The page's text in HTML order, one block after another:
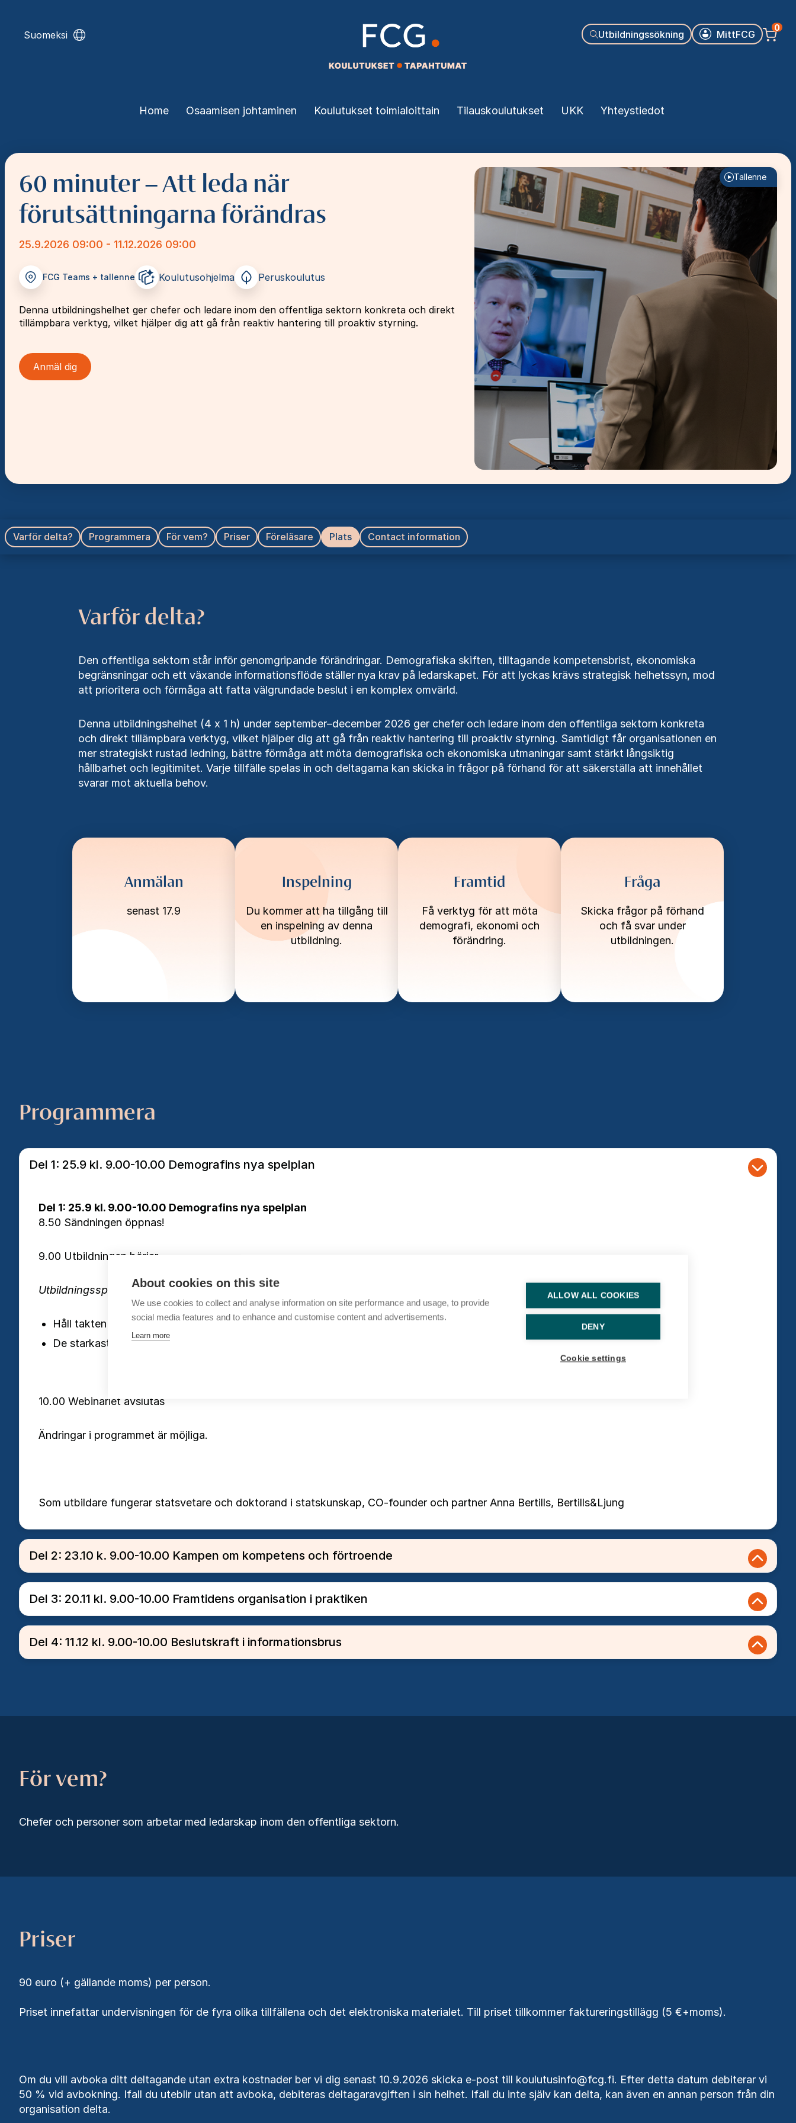
Suomeksi Utbildningssökning MittFCG
0
Home Osaamisen johtaminen Koulutukset toimialoittain Tilauskoulutukset UKK Yhteystiedot
60 minuter – Att leda när
förutsättningarna förändras
25.9.2026 09:00 - 11.12.2026 09:00
FCG Teams + tallenne Koulutusohjelma Peruskoulutus
Denna utbildningshelhet ger chefer och ledare inom den offentliga sektorn konkreta och direkt
tillämpbara verktyg, vilket hjälper dig att gå från reaktiv hantering till proaktiv styrning.
Anmäl dig
Bild Tallenne
Varför delta? Programmera För vem? Priser Föreläsare Plats Contact information
Varför delta?
Den offentliga sektorn står inför genomgripande förändringar. Demografiska skiften, tilltagande kompetensbrist, ekonomiska
begränsningar och ett växande informationsflöde ställer nya krav på ledarskapet. För att lyckas krävs strategisk helhetssyn, mod
att prioritera och förmåga att fatta välgrundade beslut i en komplex omvärld.
Denna utbildningshelhet (4 x 1 h) under september–december 2026 ger chefer och ledare inom den offentliga sektorn konkreta
och direkt tillämpbara verktyg, vilket hjälper dig att gå från reaktiv hantering till proaktiv styrning. Samtidigt får organisationen en
mer strategiskt rustad ledning, bättre förmåga att möta demografiska och ekonomiska utmaningar samt stärkt långsiktig
hållbarhet och legitimitet. Varje tillfälle spelas in och deltagarna kan skicka in frågor på förhand för att säkerställa att innehållet
svarar mot aktuella behov.
Anmälan
senast 17.9
Inspelning
Du kommer att ha tillgång till
en inspelning av denna
utbildning.
Framtid
Få verktyg för att möta
demografi, ekonomi och
förändring.
Fråga
Skicka frågor på förhand
och få svar under
utbildningen.
Programmera
Del 1: 25.9 kl. 9.00-10.00 Demografins nya spelplan
Del 1: 25.9 kl. 9.00-10.00 Demografins nya spelplan
8.50 Sändningen öppnas!
9.00 Utbildningen börjar
Utbildningssplanerare Ellen Eskelin, FCG Finnish Consulting Group Oy
Håll takten när befolkningsstrukturen förändras
De starkaste demografiska trenderna – vad de betyder för uppdrag, ekonomi och ledarskap i offentlig sektor
10.00 Webinariet avslutas
Ändringar i programmet är möjliga.
Som utbildare fungerar statsvetare och doktorand i statskunskap, CO-founder och partner Anna Bertills, Bertills&Ljung
Del 2: 23.10 k. 9.00-10.00 Kampen om kompetens och förtroende
Del 3: 20.11 kl. 9.00-10.00 Framtidens organisation i praktiken
Del 4: 11.12 kl. 9.00-10.00 Beslutskraft i informationsbrus
För vem?
Chefer och personer som arbetar med ledarskap inom den offentliga sektorn.
Priser
90 euro (+ gällande moms) per person.
Priset innefattar undervisningen för de fyra olika tillfällena och det elektroniska materialet. Till priset tillkommer faktureringstillägg (5 €+moms).
Om du vill avboka ditt deltagande utan extra kostnader ber vi dig senast 10.9.2026 skicka e-post till koulutusinfo@fcg.fi. Efter detta datum debiterar vi
50 % vid avbokning. Ifall du uteblir utan att avboka, debiteras deltagaravgiften i sin helhet. Ifall du inte själv kan delta, kan även en annan person från din
organisation delta.
About cookies on this site
We use cookies to collect and analyse information on site performance and usage, to provide
social media features and to enhance and customise content and advertisements.
Learn more
ALLOW ALL COOKIES
DENY
Cookie settings